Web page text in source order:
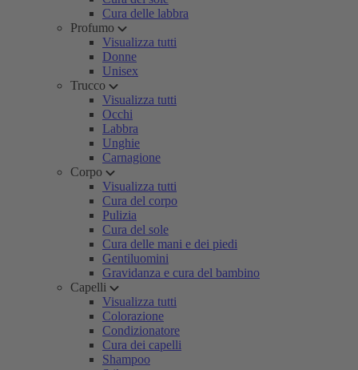
Cura delle labbra
Profumo
Visualizza tutti
Donne
Unisex
Trucco
Visualizza tutti
Occhi
Labbra
Unghie
Carnagione
Corpo
Visualizza tutti
Cura del corpo
Pulizia
Cura del sole
Cura delle mani e dei piedi
Gentiluomini
Gravidanza e cura del bambino
Capelli
Visualizza tutti
Colorazione
Condizionatore
Cura dei capelli
Shampoo